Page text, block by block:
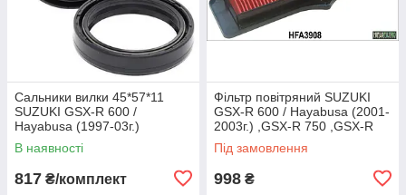
Сальники вилки 45*57*11
SUZUKI GSX-R 600 /
Hayabusa (1997-03г.)
ALLBALLS 55-124
В наявності
817 ₴/комплект
Фільтр повітряний SUZUKI
GSX-R 600 / Hayabusa (2001-
2003г.) ,GSX-R 750 ,GSX-R
1000 (2001-04) HIFLO
HFA3908
Під замовлення
998 ₴